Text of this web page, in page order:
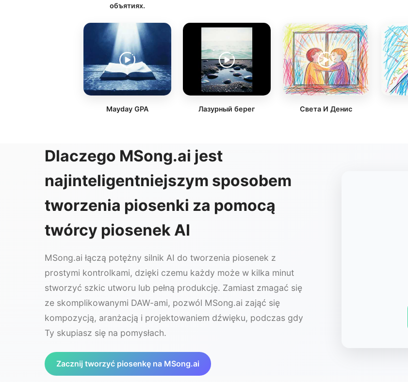
объятиях.
Mayday GPA Лазурный берег Света И Денис
Dlaczego MSong.ai jest
najinteligentniejszym sposobem
tworzenia piosenki za pomocą
twórcy piosenek AI
MSong.ai łączą potężny silnik AI do tworzenia piosenek z
prostymi kontrolkami, dzięki czemu każdy może w kilka minut
stworzyć szkic utworu lub pełną produkcję. Zamiast zmagać się
ze skomplikowanymi DAW-ami, pozwól MSong.ai zająć się
kompozycją, aranżacją i projektowaniem dźwięku, podczas gdy
Ty skupiasz się na pomysłach.
Zacznij tworzyć piosenkę na MSong.ai